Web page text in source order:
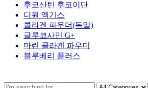
후코산틴 후코이단
디원 엑기스
콜라겐 파우더(독일)
글루코사민 G+
마린 콜라겐 파우더
블루베리 플러스